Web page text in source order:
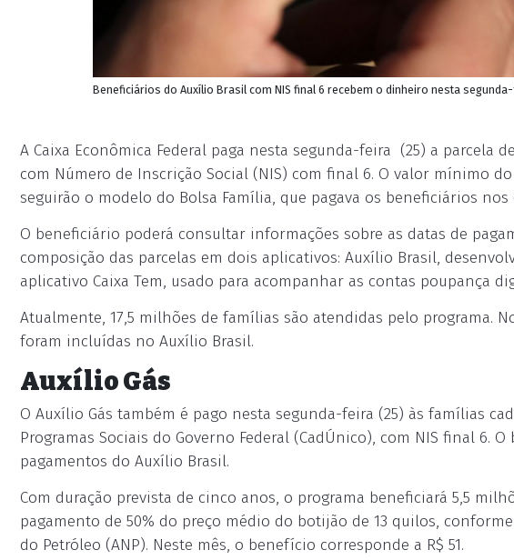
Beneficiários do Auxílio Brasil com NIS final 6 recebem o dinheiro nesta
A Caixa Econômica Federal paga nesta segunda-feira (25) a parcela
com Número de Inscrição Social (NIS) com final 6. O valor mínimo
seguirão o modelo do Bolsa Família, que pagava os beneficiários
O beneficiário poderá consultar informações sobre as datas de
composição das parcelas em dois aplicativos: Auxílio Brasil,
aplicativo Caixa Tem, usado para acompanhar as contas poupança
Atualmente, 17,5 milhões de famílias são atendidas pelo programa.
foram incluídas no Auxílio Brasil.
Auxílio Gás
O Auxílio Gás também é pago nesta segunda-feira (25) às famílias
Programas Sociais do Governo Federal (CadÚnico), com NIS final 6.
pagamentos do Auxílio Brasil.
Com duração prevista de cinco anos, o programa beneficiará 5,5
pagamento de 50% do preço médio do botijão de 13 quilos,
do Petróleo (ANP). Neste mês, o benefício corresponde a R$ 51.